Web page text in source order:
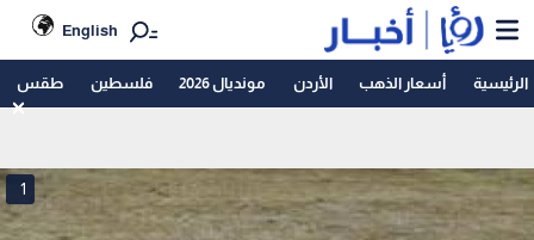
English
الرئيسية أسعار الذهب الأردن مونديال 2026 فلسطين طقس
1